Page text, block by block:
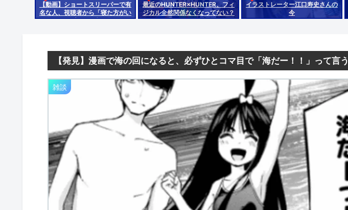
【動画】ショートスリーパーで有
名な人、視聴者から「寝た方がい
い」と言われブチギレ
最近のHUNTER×HUNTER、フィ
ジカル全然関係なくなってない？
GIの修業はなんだったのか？
イラストレーター江口寿史さんの
今
【発見】漫画で海の回になると、必ずひとコマ目で「海だー！！」って言う
雑談